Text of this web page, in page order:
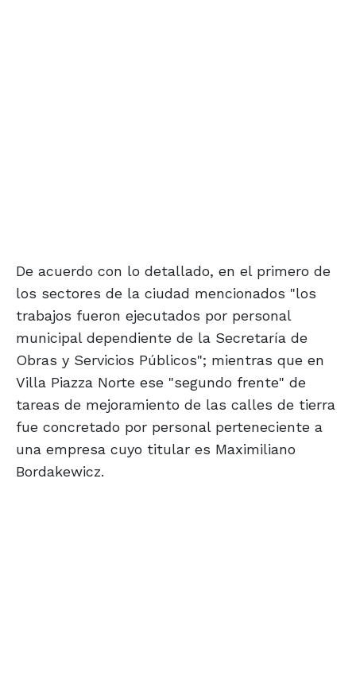
De acuerdo con lo detallado, en el primero de
los sectores de la ciudad mencionados "los
trabajos fueron ejecutados por personal
municipal dependiente de la Secretaría de
Obras y Servicios Públicos"; mientras que en
Villa Piazza Norte ese "segundo frente" de
tareas de mejoramiento de las calles de tierra
fue concretado por personal perteneciente a
una empresa cuyo titular es Maximiliano
Bordakewicz.